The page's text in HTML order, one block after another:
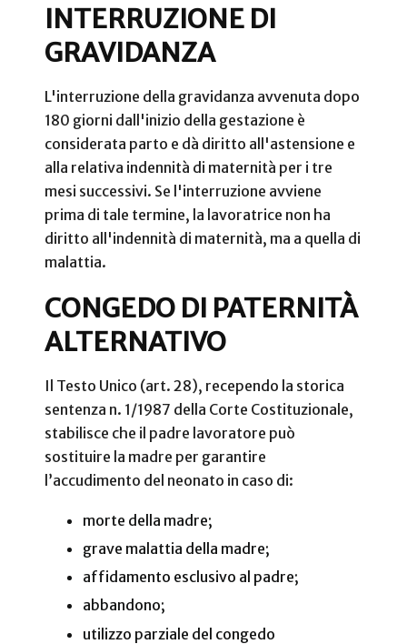
INTERRUZIONE DI
GRAVIDANZA
L'interruzione della gravidanza avvenuta dopo
180 giorni dall'inizio della gestazione è
considerata parto e dà diritto all'astensione e
alla relativa indennità di maternità per i tre
mesi successivi. Se l'interruzione avviene
prima di tale termine, la lavoratrice non ha
diritto all'indennità di maternità, ma a quella di
malattia.
CONGEDO DI PATERNITÀ
ALTERNATIVO
Il Testo Unico (art. 28), recependo la storica
sentenza n. 1/1987 della Corte Costituzionale,
stabilisce che il padre lavoratore può
sostituire la madre per garantire
l’accudimento del neonato in caso di:
morte della madre;
grave malattia della madre;
affidamento esclusivo al padre;
abbandono;
utilizzo parziale del congedo